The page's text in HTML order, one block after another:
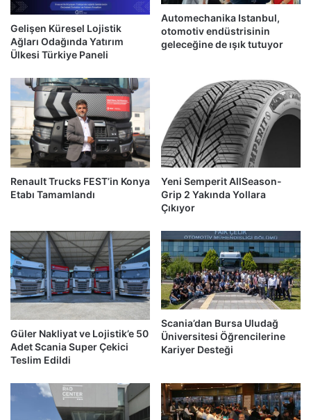
Gelişen Küresel Lojistik
Ağları Odağında Yatırım
Ülkesi Türkiye Paneli
Automechanika Istanbul,
otomotiv endüstrisinin
geleceğine de ışık tutuyor
Renault Trucks FEST’in Konya
Etabı Tamamlandı
Yeni Semperit AllSeason-
Grip 2 Yakında Yollara
Çıkıyor
Güler Nakliyat ve Lojistik’e 50
Adet Scania Super Çekici
Teslim Edildi
Scania’dan Bursa Uludağ
Üniversitesi Öğrencilerine
Kariyer Desteği